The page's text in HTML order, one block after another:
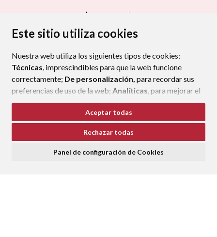
Este sitio utiliza cookies
Nuestra web utiliza los siguientes tipos de cookies:
Técnicas, imprescindibles para que la web funcione
correctamente; De personalización, para recordar sus
preferencias de uso de la web; Analíticas, para mejorar el
funcionamiento de la web y sus servicios.
Si acepta pulsando el botón“Aceptar todas”
consideramos que acepta su uso. Si pulsa el botón
ninguna acción, se guardarán las cookies técnicas
Aceptar todas
Rechazar todas
Panel de configuración de Cookies
PROTECCIÓN DE DATOS
POLÍTICA DE COOKIES